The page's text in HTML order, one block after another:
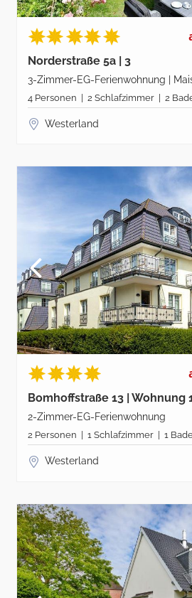
Norderstraße 5a | 3
3-Zimmer-EG-Ferienwohnung |
4 Personen | 2 Schlafzimmer | 2
Westerland
Bomhoffstraße 13 | Wohnung
2-Zimmer-EG-Ferienwohnung
2 Personen | 1 Schlafzimmer | 1
Westerland